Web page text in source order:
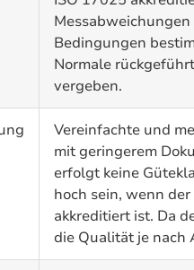
Bedingungen
Normale
vergeben.
Vereinfachte und
mit geringerem
erfolgt keine
hoch sein, wenn
akkreditiert ist. Da
die Qualität je nach